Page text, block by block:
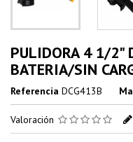
PULIDORA 4 1/2"
BATERIA/SIN
Referencia DCG413B
Valoración